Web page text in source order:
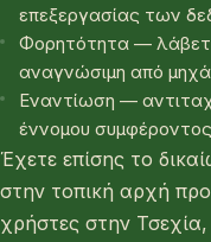
επεξεργασίας των
Φορητότητα —
αναγνώσιμη από
Εναντίωση —
έννομου
Έχετε επίσης το
στην τοπική αρχή
χρήστες στην